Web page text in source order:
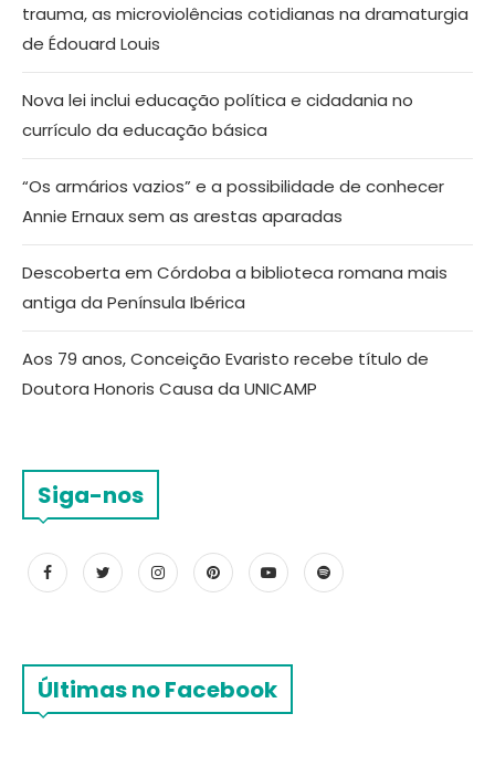
trauma, as microviolências cotidianas na dramaturgia
de Édouard Louis
Nova lei inclui educação política e cidadania no
currículo da educação básica
“Os armários vazios” e a possibilidade de conhecer
Annie Ernaux sem as arestas aparadas
Descoberta em Córdoba a biblioteca romana mais
antiga da Península Ibérica
Aos 79 anos, Conceição Evaristo recebe título de
Doutora Honoris Causa da UNICAMP
Siga-nos
Últimas no Facebook